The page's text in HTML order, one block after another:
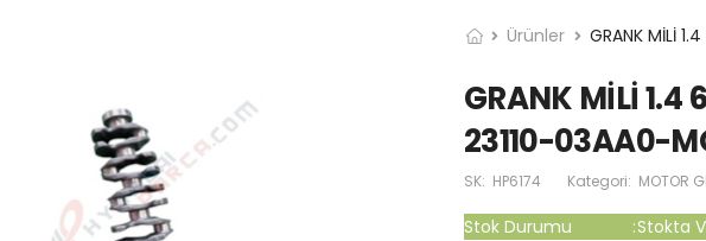
Ürünler GRANK MİLİ
GRANK MİLİ 1.4
23110-03AA0-
SK: HP6174 Kategori: MOTOR
Stok Durumu :Stokta